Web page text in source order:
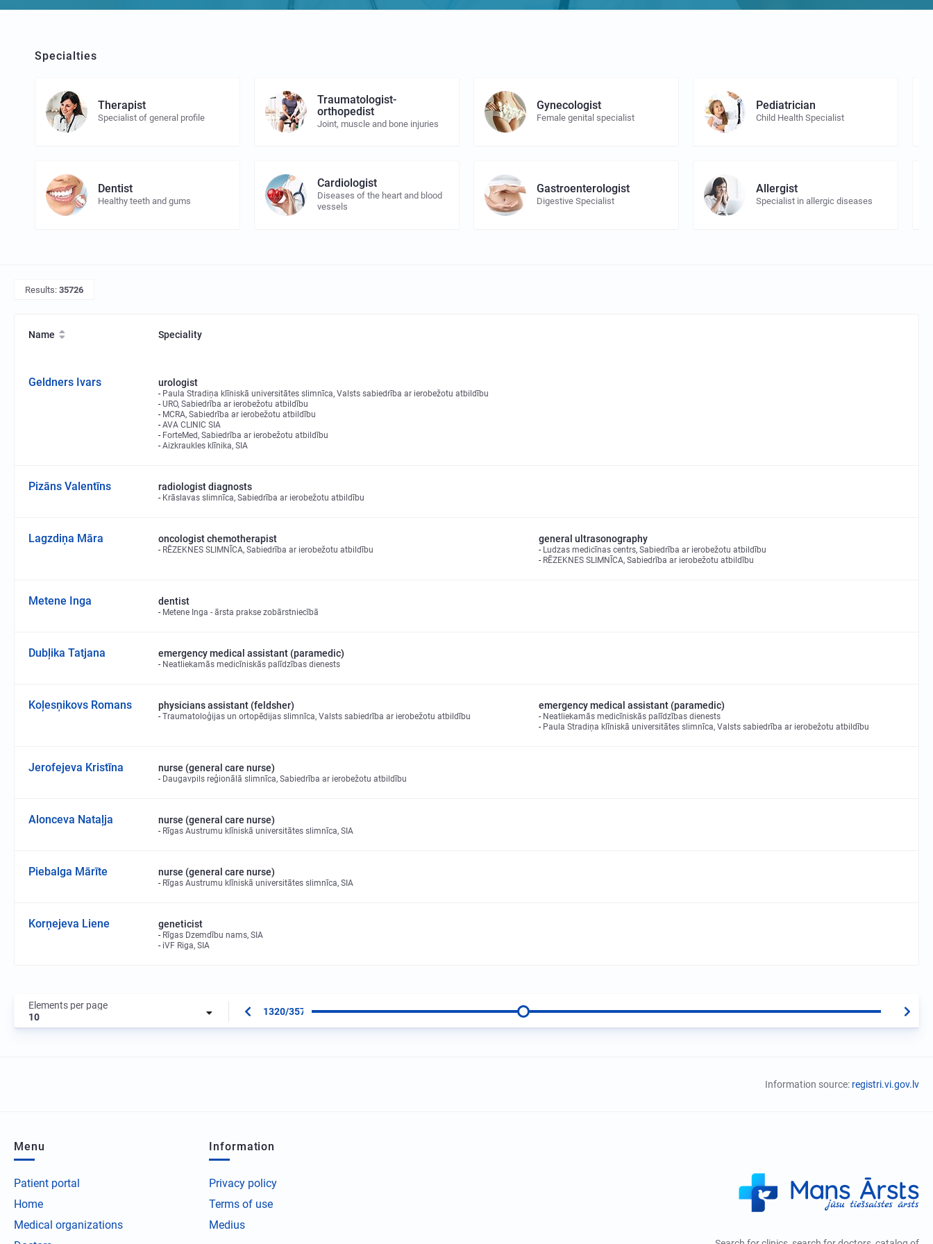
Specialties
Therapist
Specialist of general profile
Traumatologist-
orthopedist
Joint, muscle and bone injuries
Gynecologist
Female genital specialist
Pediatrician
Child Health Specialist
Dentist
Healthy teeth and gums
Cardiologist
Diseases of the heart and blood
vessels
Gastroenterologist
Digestive Specialist
Allergist
Specialist in allergic diseases
Results: 35726
Name Speciality
Geldners Ivars urologist
Paula Stradiņa klīniskā universitātes slimnīca, Valsts sabiedrība ar ierobežotu atbildību
URO, Sabiedrība ar ierobežotu atbildību
MCRA, Sabiedrība ar ierobežotu atbildību
AVA CLINIC SIA
ForteMed, Sabiedrība ar ierobežotu atbildību
Aizkraukles klīnika, SIA
Pizāns Valentīns radiologist diagnosts
Krāslavas slimnīca, Sabiedrība ar ierobežotu atbildību
Lagzdiņa Māra oncologist chemotherapist
RĒZEKNES SLIMNĪCA, Sabiedrība ar ierobežotu atbildību
general ultrasonography
Ludzas medicīnas centrs, Sabiedrība ar ierobežotu atbildību
RĒZEKNES SLIMNĪCA, Sabiedrība ar ierobežotu atbildību
Metene Inga dentist
Metene Inga - ārsta prakse zobārstniecībā
Dubļika Tatjana emergency medical assistant (paramedic)
Neatliekamās medicīniskās palīdzības dienests
Koļesņikovs Romans physicians assistant (feldsher)
Traumatoloģijas un ortopēdijas slimnīca, Valsts sabiedrība ar ierobežotu atbildību
emergency medical assistant (paramedic)
Neatliekamās medicīniskās palīdzības dienests
Paula Stradiņa klīniskā universitātes slimnīca, Valsts sabiedrība ar ierobežotu atbildību
Jerofejeva Kristīna nurse (general care nurse)
Daugavpils reģionālā slimnīca, Sabiedrība ar ierobežotu atbildību
Alonceva Nataļja nurse (general care nurse)
Rīgas Austrumu klīniskā universitātes slimnīca, SIA
Piebalga Mārīte nurse (general care nurse)
Rīgas Austrumu klīniskā universitātes slimnīca, SIA
Korņejeva Liene geneticist
Rīgas Dzemdību nams, SIA
iVF Riga, SIA
Elements per page
10
1320/3573
Information source: registri.vi.gov.lv
Menu
Patient portal
Home
Medical organizations
Information
Privacy policy
Terms of use
Medius